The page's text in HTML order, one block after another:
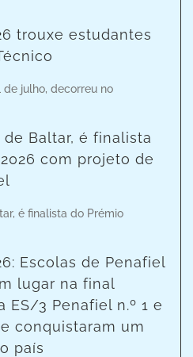
trouxe estudantes
de julho, decorreu no
de Baltar, é finalista
com projeto de
é finalista do Prémio
Escolas de Penafiel
lugar na final
ES/3 Penafiel n.º 1 e
conquistaram um
país